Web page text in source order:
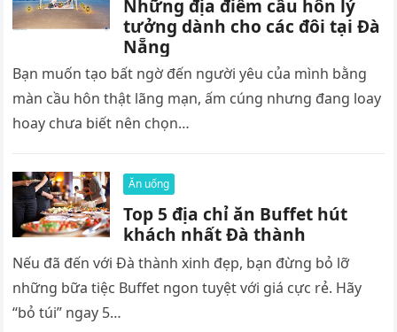
Những địa điểm cầu hôn lý
tưởng dành cho các đôi tại Đà
Nẵng
Bạn muốn tạo bất ngờ đến người yêu của mình bằng
màn cầu hôn thật lãng mạn, ấm cúng nhưng đang loay
hoay chưa biết nên chọn…
Ăn uống
Top 5 địa chỉ ăn Buffet hút
khách nhất Đà thành
Nếu đã đến với Đà thành xinh đẹp, bạn đừng bỏ lỡ
những bữa tiệc Buffet ngon tuyệt với giá cực rẻ. Hãy
“bỏ túi” ngay 5…